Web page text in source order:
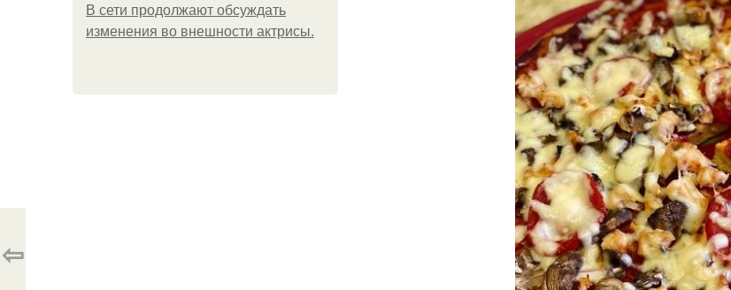
В сети продолжают обсуждать
изменения во внешности актрисы.
⇦